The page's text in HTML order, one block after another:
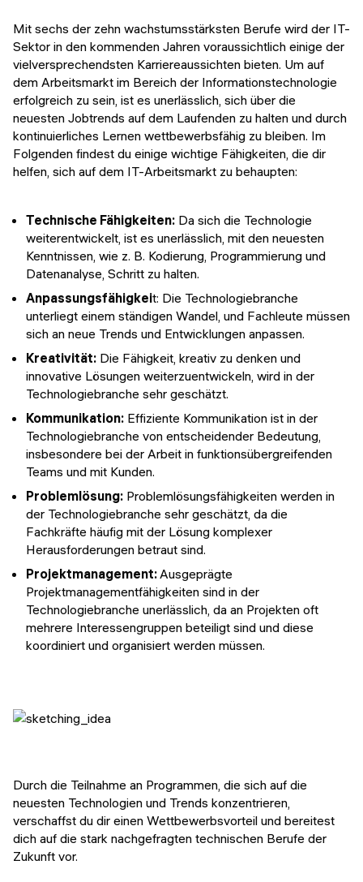
Mit sechs der zehn wachstumsstärksten Berufe wird der IT-
Sektor in den kommenden Jahren voraussichtlich einige der
vielversprechendsten Karriereaussichten bieten. Um auf
dem Arbeitsmarkt im Bereich der Informationstechnologie
erfolgreich zu sein, ist es unerlässlich, sich über die
neuesten Jobtrends auf dem Laufenden zu halten und durch
kontinuierliches Lernen wettbewerbsfähig zu bleiben. Im
Folgenden findest du einige wichtige Fähigkeiten, die dir
helfen, sich auf dem IT-Arbeitsmarkt zu behaupten:
Technische Fähigkeiten: Da sich die Technologie
weiterentwickelt, ist es unerlässlich, mit den neuesten
Kenntnissen, wie z. B. Kodierung, Programmierung und
Datenanalyse, Schritt zu halten.
Anpassungsfähigkeit: Die Technologiebranche
unterliegt einem ständigen Wandel, und Fachleute müssen
sich an neue Trends und Entwicklungen anpassen.
Kreativität: Die Fähigkeit, kreativ zu denken und
innovative Lösungen weiterzuentwickeln, wird in der
Technologiebranche sehr geschätzt.
Kommunikation: Effiziente Kommunikation ist in der
Technologiebranche von entscheidender Bedeutung,
insbesondere bei der Arbeit in funktionsübergreifenden
Teams und mit Kunden.
Problemlösung: Problemlösungsfähigkeiten werden in
der Technologiebranche sehr geschätzt, da die
Fachkräfte häufig mit der Lösung komplexer
Herausforderungen betraut sind.
Projektmanagement:Ausgeprägte
Projektmanagementfähigkeiten sind in der
Technologiebranche unerlässlich, da an Projekten oft
mehrere Interessengruppen beteiligt sind und diese
koordiniert und organisiert werden müssen.
Durch die Teilnahme an Programmen, die sich auf die
neuesten Technologien und Trends konzentrieren,
verschaffst du dir einen Wettbewerbsvorteil und bereitest
dich auf die stark nachgefragten technischen Berufe der
Zukunft vor.